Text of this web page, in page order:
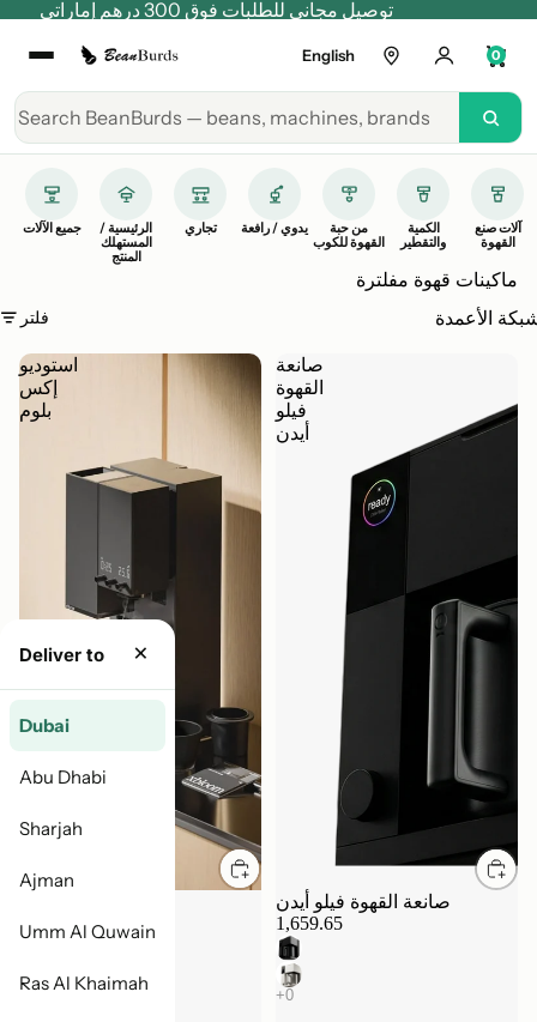
توصيل مجاني للطلبات فوق 300 درهم إماراتي
English 0
Deliver to ×
Dubai
Abu Dhabi
Sharjah
Ajman
Umm Al Quwain
Ras Al Khaimah
جميع الآلات
الرئيسية /
المستهلك
المنتج
تجاري يدوي / رافعة
من حبة
القهوة للكوب
الكمية
والتقطير
آلات صنع
القهوة
ماكينات قهوة مفلترة
فلتر الأعمدة
استوديو
إكس
بلوم
2,699.00
صانعة
القهوة
فيلو
أيدن
صانعة القهوة فيلو أيدن
1,659.65